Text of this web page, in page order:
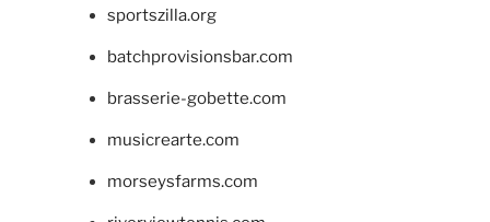
sportszilla.org
batchprovisionsbar.com
brasserie-gobette.com
musicrearte.com
morseysfarms.com